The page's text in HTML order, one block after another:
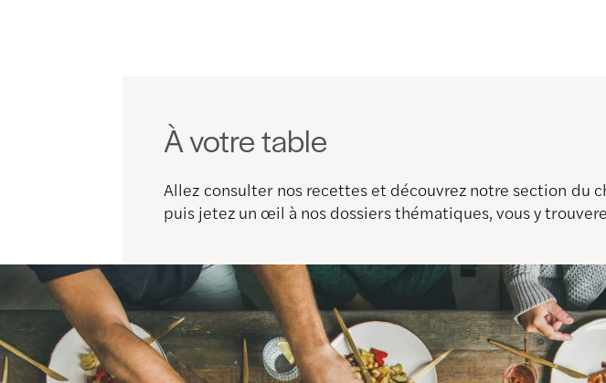
À votre table
Allez consulter nos recettes et découvrez notre section du
puis jetez un œil à nos dossiers thématiques, vous y